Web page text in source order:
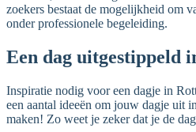
zoekers bestaat de mogelijkheid om
onder professionele begeleiding.
Een dag uitgestippeld
Inspiratie nodig voor een dagje in
een aantal ideeën om jouw dagje uit
maken! Zo weet je zeker dat je de